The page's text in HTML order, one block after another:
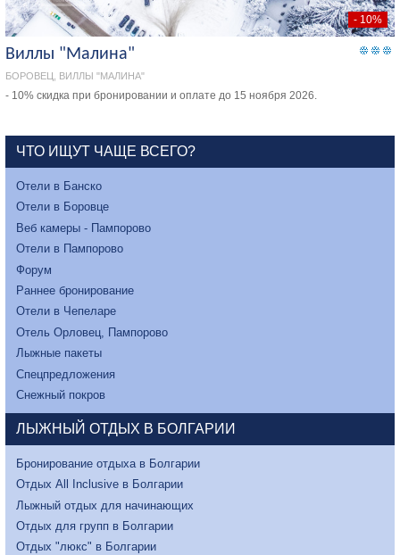
- 10%
Виллы "Малина"
БОРОВЕЦ, ВИЛЛЫ "МАЛИНА"
- 10% скидка при бронировании и оплате до 15 ноября 2026.
ЧТО ИЩУТ ЧАЩЕ ВСЕГО?
Отели в Банско
Отели в Боровце
Веб камеры - Пампорово
Отели в Пампорово
Форум
Раннее бронирование
Отели в Чепеларе
Отель Орловец, Пампорово
Лыжные пакеты
Спецпредложения
Снежный покров
ЛЫЖНЫЙ ОТДЫХ В БОЛГАРИИ
Бронирование отдыха в Болгарии
Отдых All Inclusive в Болгарии
Лыжный отдых для начинающих
Отдых для групп в Болгарии
Отдых "люкс" в Болгарии